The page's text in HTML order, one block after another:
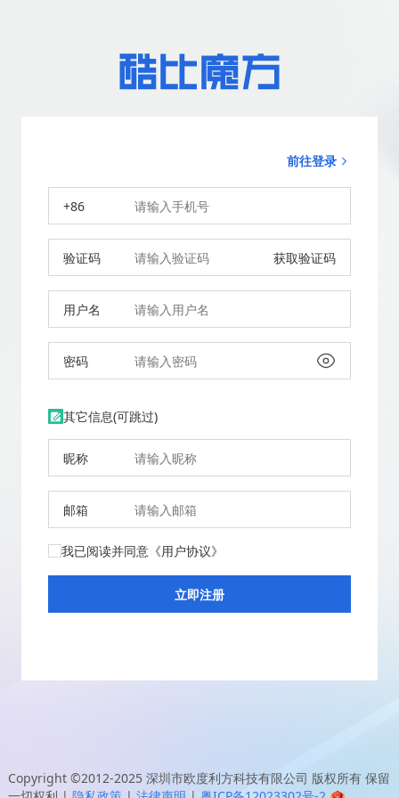
前往登录
+86
验证码 获取验证码
用户名
密码
其它信息(可跳过)
昵称
邮箱
我已阅读并同意 《用户协议》
Copyright ©2012-2025 深圳市欧度利方科技有限公司 版权所有 保留